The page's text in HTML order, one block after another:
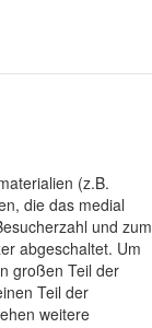
(z.B.
die das medial
und zum
abgeschaltet. Um
großen Teil der
Teil der
weitere